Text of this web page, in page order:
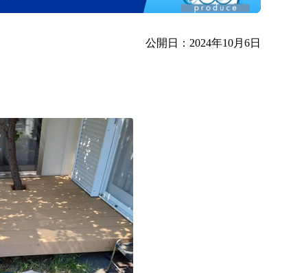
公開日：2024年10月6日